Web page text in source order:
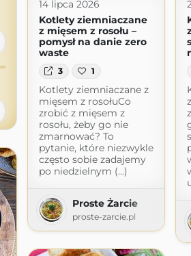
14 lipca 2026
Kotlety ziemniaczane
z mięsem z rosołu –
pomysł na danie zero
waste
3 1
Kotlety ziemniaczane z
mięsem z rosołuCo
zrobić z mięsem z
rosołu, żeby go nie
zmarnować? To
pytanie, które niezwykle
często sobie zadajemy
po niedzielnym (...)
Proste Żarcie
proste-zarcie.pl